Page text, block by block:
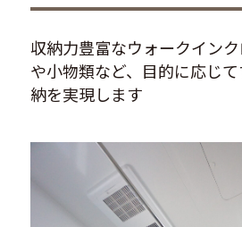
収納力豊富なウォークイン
や小物類など、目的に応じ
納を実現します